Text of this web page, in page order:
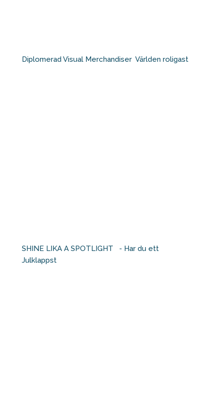
Diplomerad Visual Merchandiser⁠ ⁠ Världen roligast
SHINE LIKA A SPOTLIGHT ⁠ ⁠ - Har du ett
Julklappst